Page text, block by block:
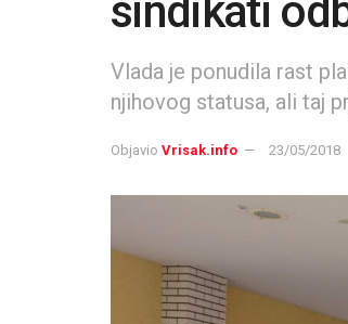
sindikati
Vlada je ponudila rast
njihovog statusa, ali taj
Objavio Vrisak.info 23/05/2018